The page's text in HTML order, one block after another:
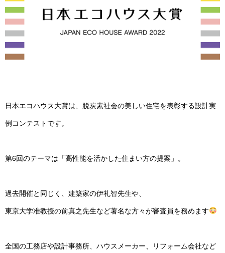
日本エコハウス大賞は、脱炭素社会の美しい住宅を表彰する設計実
例コンテストです。
第6回のテーマは「高性能を活かした住まい方の提案」。
過去開催と同じく、建築家の伊礼智先生や、
東京大学准教授の前真之先生など著名な方々が審査員を務めます
全国の工務店や設計事務所、ハウスメーカー、リフォーム会社など